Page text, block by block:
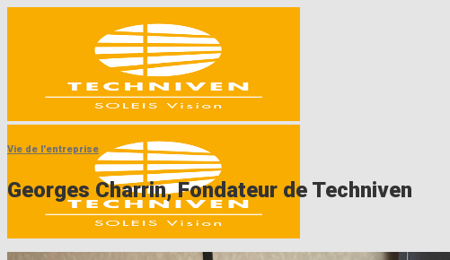
Vie de l'entreprise
Georges Charrin, Fondateur de Techniven